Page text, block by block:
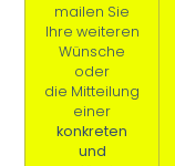
mailen Sie
Ihre weiteren
Wünsche
oder
die Mitteilung
einer
konkreten
und